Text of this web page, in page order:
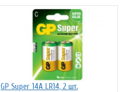
GP Super 14А LR14, 2 шт.